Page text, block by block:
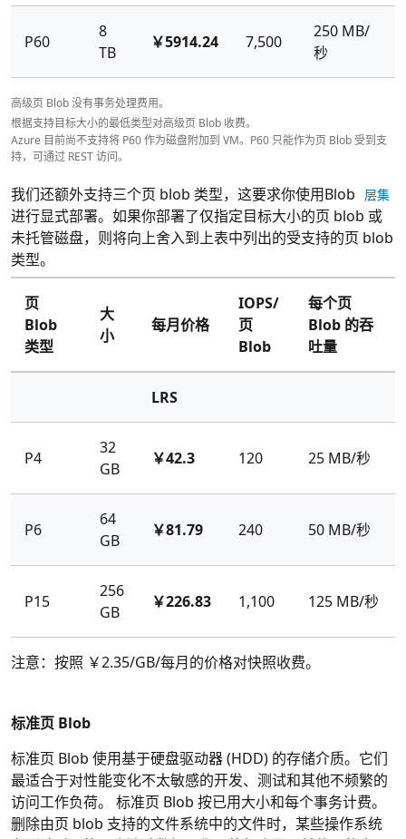
P60
8
TB
￥5914.24 7,500
250 MB/
秒
高级页 Blob 没有事务处理费用。
根据支持目标大小的最低类型对高级页 Blob 收费。
Azure 目前尚不支持将 P60 作为磁盘附加到 VM。P60 只能作为页 Blob 受到支
持，可通过 REST 访问。
我们还额外支持三个页 blob 类型，这要求你使用Blob 层集
进行显式部署。如果你部署了仅指定目标大小的页 blob 或
未托管磁盘，则将向上舍入到上表中列出的受支持的页 blob
类型。
页
Blob
类型
大
小
每月价格
IOPS/
页
Blob
每个页
Blob 的吞
吐量
LRS
P4
32
GB
￥42.3 120 25 MB/秒
P6
64
GB
￥81.79 240 50 MB/秒
P15
256
GB
￥226.83 1,100 125 MB/秒
注意：按照 ￥2.35/GB/每月的价格对快照收费。
标准页 Blob
标准页 Blob 使用基于硬盘驱动器 (HDD) 的存储介质。它们
最适合于对性能变化不太敏感的开发、测试和其他不频繁的
访问工作负荷。 标准页 Blob 按已用大小和每个事务计费。
删除由页 blob 支持的文件系统中的文件时，某些操作系统